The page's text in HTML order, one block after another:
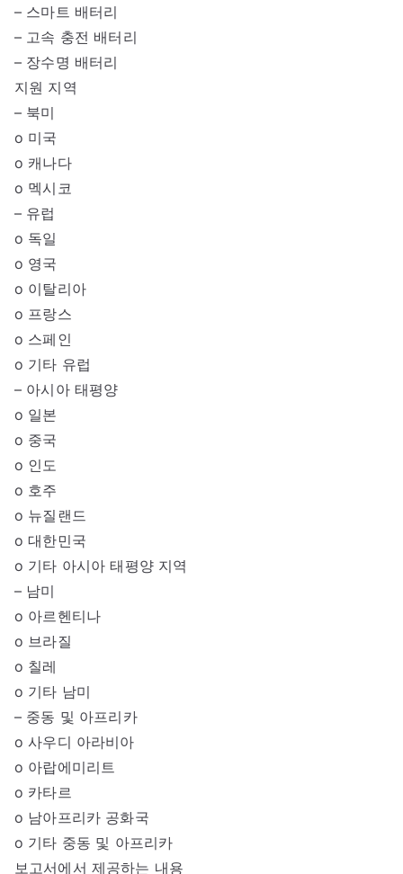
– 스마트 배터리
– 고속 충전 배터리
– 장수명 배터리
지원 지역
– 북미
o 미국
o 캐나다
o 멕시코
– 유럽
o 독일
o 영국
o 이탈리아
o 프랑스
o 스페인
o 기타 유럽
– 아시아 태평양
o 일본
o 중국
o 인도
o 호주
o 뉴질랜드
o 대한민국
o 기타 아시아 태평양 지역
– 남미
o 아르헨티나
o 브라질
o 칠레
o 기타 남미
– 중동 및 아프리카
o 사우디 아라비아
o 아랍에미리트
o 카타르
o 남아프리카 공화국
o 기타 중동 및 아프리카
보고서에서 제공하는 내용